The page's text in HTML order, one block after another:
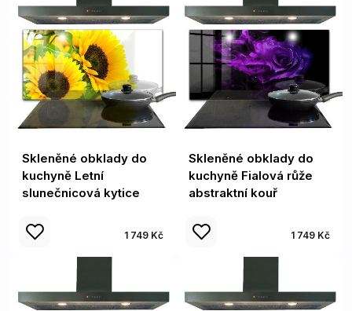
Skleněné obklady do
kuchyně Letní
slunečnicová kytice
1 749 Kč
Skleněné obklady do
kuchyně Fialová růže
abstraktní kouř
1 749 Kč